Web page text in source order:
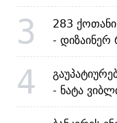
3
283
- დიზაინერ
4
- ნატა